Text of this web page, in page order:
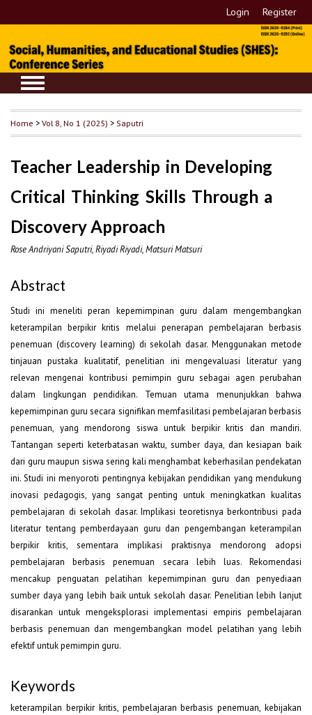
Login Register
Home >Vol 8, No 1 (2025) > Saputri
Teacher Leadership in Developing
Critical Thinking Skills Through a
Discovery Approach
Rose Andriyani Saputri, Riyadi Riyadi, Matsuri Matsuri
Abstract
Studi ini meneliti peran kepemimpinan guru dalam mengembangkan
keterampilan berpikir kritis melalui penerapan pembelajaran berbasis
penemuan (discovery learning) di sekolah dasar. Menggunakan metode
tinjauan pustaka kualitatif, penelitian ini mengevaluasi literatur yang
relevan mengenai kontribusi pemimpin guru sebagai agen perubahan
dalam lingkungan pendidikan. Temuan utama menunjukkan bahwa
kepemimpinan guru secara signifikan memfasilitasi pembelajaran berbasis
penemuan, yang mendorong siswa untuk berpikir kritis dan mandiri.
Tantangan seperti keterbatasan waktu, sumber daya, dan kesiapan baik
dari guru maupun siswa sering kali menghambat keberhasilan pendekatan
ini. Studi ini menyoroti pentingnya kebijakan pendidikan yang mendukung
inovasi pedagogis, yang sangat penting untuk meningkatkan kualitas
pembelajaran di sekolah dasar. Implikasi teoretisnya berkontribusi pada
literatur tentang pemberdayaan guru dan pengembangan keterampilan
berpikir kritis, sementara implikasi praktisnya mendorong adopsi
pembelajaran berbasis penemuan secara lebih luas. Rekomendasi
mencakup penguatan pelatihan kepemimpinan guru dan penyediaan
sumber daya yang lebih baik untuk sekolah dasar. Penelitian lebih lanjut
disarankan untuk mengeksplorasi implementasi empiris pembelajaran
berbasis penemuan dan mengembangkan model pelatihan yang lebih
efektif untuk pemimpin guru.
Keywords
keterampilan berpikir kritis, pembelajaran berbasis penemuan, kebijakan